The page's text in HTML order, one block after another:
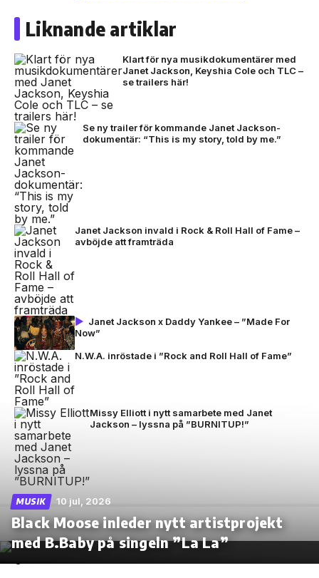
Liknande artiklar
Klart för nya musikdokumentärer med
Janet Jackson, Keyshia Cole och TLC –
se trailers här!
Se ny trailer för kommande Janet Jackson-
dokumentär: “This is my story, told by me.”
Janet Jackson invald i Rock & Roll Hall of Fame –
avböjde att framträda
Janet Jackson x Daddy Yankee – ”Made For
Now”
N.W.A. inröstade i ”Rock and Roll Hall of Fame”
Missy Elliott i nytt samarbete med Janet
Jackson – lyssna på ”BURNITUP!”
MUSIK 10 jul, 2026
Black Moose inleder nytt artistprojekt
med B.Baby på singeln ”La La”